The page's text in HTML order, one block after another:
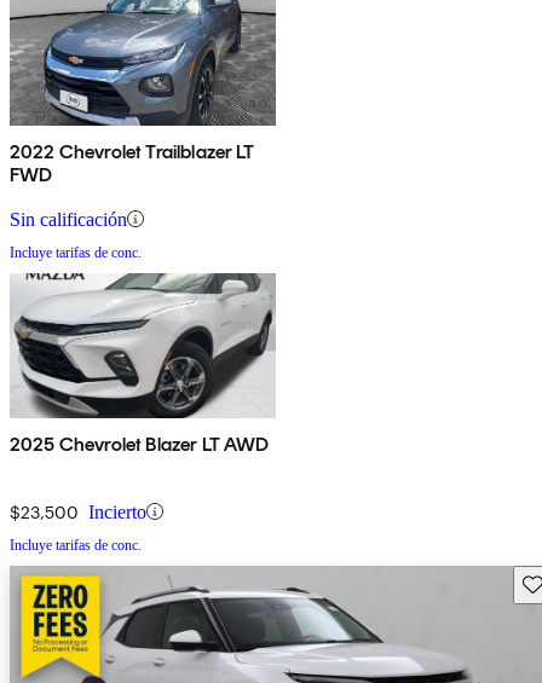
2022 Chevrolet Trailblazer LT
FWD
Sin calificación
Incluye tarifas de conc.
2025 Chevrolet Blazer LT AWD
$23,500 Incierto
Incluye tarifas de conc.